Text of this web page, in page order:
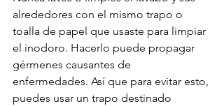
alrededores con el mismo trapo o
toalla de papel que usaste para limpiar
el inodoro. Hacerlo puede propagar
gérmenes causantes de
enfermedades. Así que para evitar esto,
puedes usar un trapo destinado